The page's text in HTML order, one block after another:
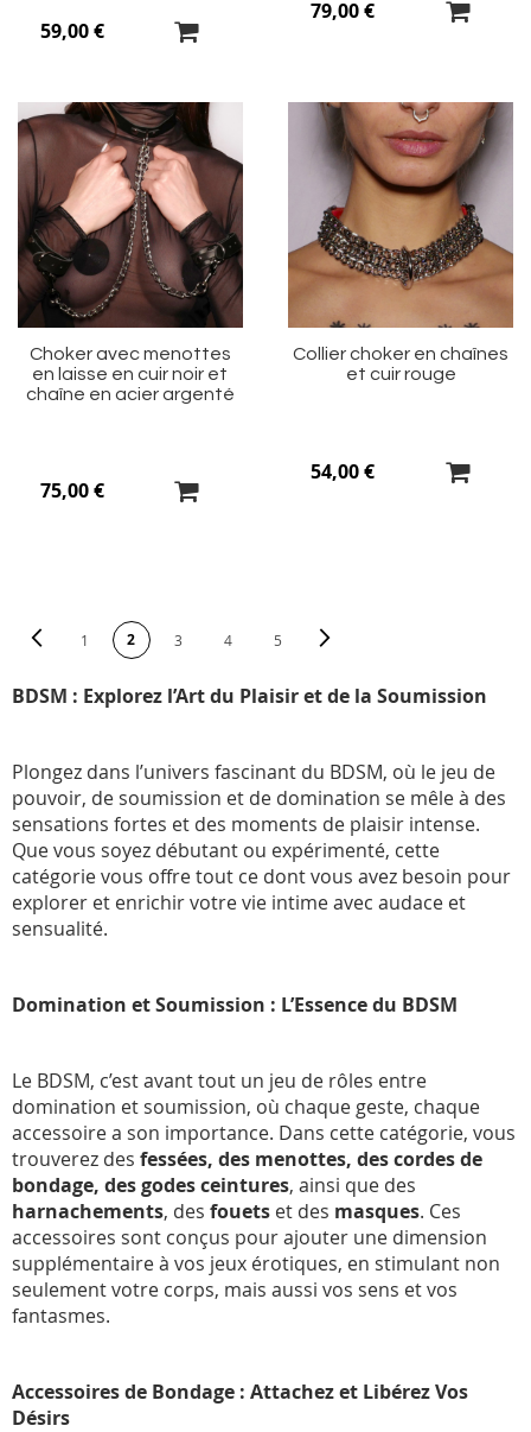
59,00 €
79,00 €
à
ma
liste
d’envie
Choker avec menottes
en laisse en cuir noir et
chaîne en acier argenté
75,00 €
Collier choker en chaînes
et cuir rouge
54,00 €
Page
Précédent
1 Vous lisez actuellement la page
2 Page
3 4 5
BDSM : Explorez l’Art du Plaisir et de la Soumission
Plongez dans l’univers fascinant du BDSM, où le jeu de
pouvoir, de soumission et de domination se mêle à des
sensations fortes et des moments de plaisir intense.
Que vous soyez débutant ou expérimenté, cette
catégorie vous offre tout ce dont vous avez besoin pour
explorer et enrichir votre vie intime avec audace et
sensualité.
Domination et Soumission : L’Essence du BDSM
Le BDSM, c’est avant tout un jeu de rôles entre
domination et soumission, où chaque geste, chaque
accessoire a son importance. Dans cette catégorie, vous
trouverez des fessées, des menottes, des cordes de
bondage, des godes ceintures, ainsi que des
harnachements, des fouets et des masques. Ces
accessoires sont conçus pour ajouter une dimension
supplémentaire à vos jeux érotiques, en stimulant non
seulement votre corps, mais aussi vos sens et vos
fantasmes.
Accessoires de Bondage : Attachez et Libérez Vos
Désirs